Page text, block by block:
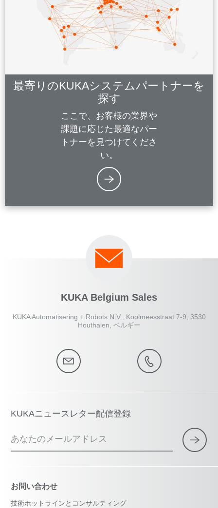
最寄りのKUKAシステムパートナーを
探す
ここで、お客様の業界や
課題に応じた最適なパー
トナーを見つけてくださ
い。
KUKA Belgium Sales
KUKA Automatisering + Robots N.V., Koolmeesstraat 7-9, 3530
Houthalen, ベルギー
KUKAニュースレター配信登録
あなたのメールアドレス
お問い合わせ
技術ホットラインとコンサルティング